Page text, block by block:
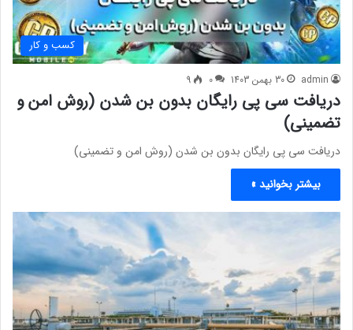
کسب و کار
admin 30 بهمن 1403 0
9
دریافت سی پی رایگان بدون بن شدن (روش امن و
تضمینی)
دریافت سی پی رایگان بدون بن شدن (روش امن و تضمینی)
بیشتر بخوانید »